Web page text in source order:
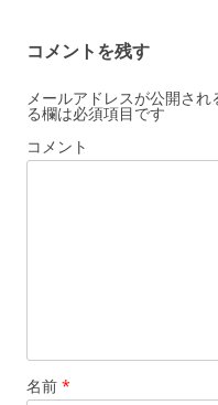
コメントを残す
メールアドレスが公開され
る欄は必須項目です
コメント
名前 *